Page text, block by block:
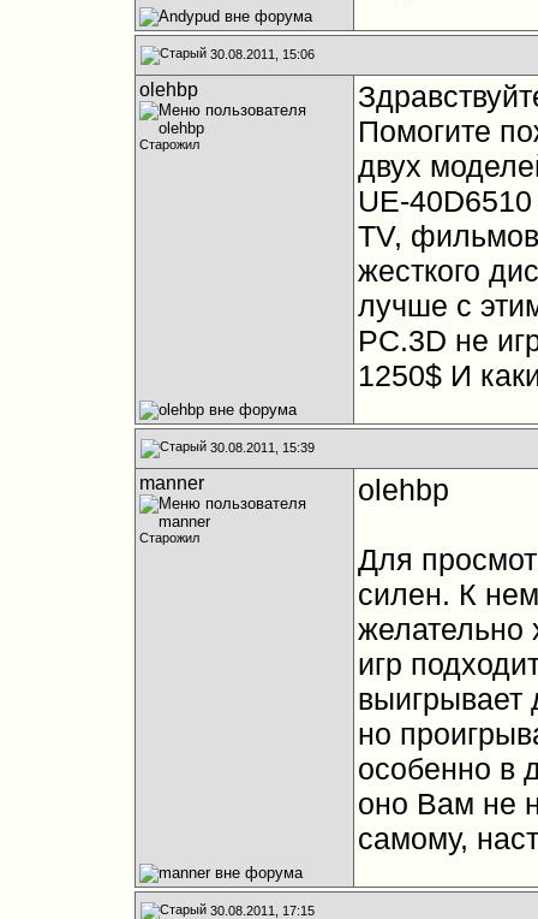
30.08.2011, 15:06
olehbp
Старожил
Помогите
двух
UE-
TV, фильмов
жесткого
лучше с
PC.3D не
1250$ И
30.08.2011, 15:39
manner
Старожил
olehbp
Для
силен. К
желательно
игр
выигрывает
но
особенно в
оно Вам не
самому,
30.08.2011, 17:15